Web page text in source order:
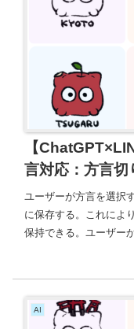
【
言対応：方言切
ユーザーが方言を選択
に保存する。これによ
保持できる。ユーザー
に、データベースから
AI